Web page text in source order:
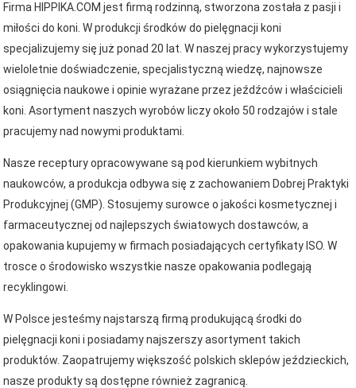
Firma HIPPIKA.COM jest firmą rodzinną, stworzona została z pasji i
miłości do koni. W produkcji środków do pielęgnacji koni
specjalizujemy się już ponad 20 lat. W naszej pracy wykorzystujemy
wieloletnie doświadczenie, specjalistyczną wiedzę, najnowsze
osiągnięcia naukowe i opinie wyrażane przez jeźdźców i właścicieli
koni. Asortyment naszych wyrobów liczy około 50 rodzajów i stale
pracujemy nad nowymi produktami.
Nasze receptury opracowywane są pod kierunkiem wybitnych
naukowców, a produkcja odbywa się z zachowaniem Dobrej Praktyki
Produkcyjnej (GMP). Stosujemy surowce o jakości kosmetycznej i
farmaceutycznej od najlepszych światowych dostawców, a
opakowania kupujemy w firmach posiadających certyfikaty ISO. W
trosce o środowisko wszystkie nasze opakowania podlegają
recyklingowi.
W Polsce jesteśmy najstarszą firmą produkującą środki do
pielęgnacji koni i posiadamy najszerszy asortyment takich
produktów. Zaopatrujemy większość polskich sklepów jeździeckich,
nasze produkty są dostępne również zagranicą.